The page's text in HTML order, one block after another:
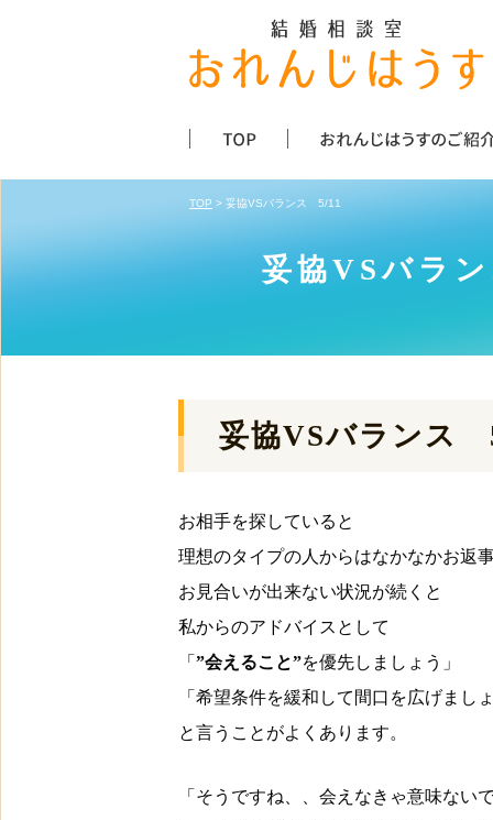
TOP > 妥協VSバランス 5/11
妥協VSバラ
妥協VSバランス
お相手を探していると
理想のタイプの人からはなかなかお返
お見合いが出来ない状況が続くと
私からのアドバイスとして
「 ”会えること”を優先しましょう」
「希望条件を緩和して間口を広げましょ
と言うことがよくあります。
「そうですね、、会えなきゃ意味ない